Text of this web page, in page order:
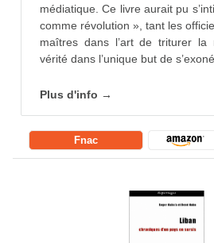
médiatique. Ce livre aurait pu
comme révolution », tant les
maîtres dans l’art de triturer
vérité dans l’unique but de
Plus d'info →
Fnac